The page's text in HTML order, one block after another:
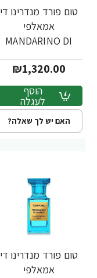
טום פורד מנדרינו די
אמאלפי
MANDARINO DI
א.ד.פ 100 מ"ל -
מבית TOM FORD
₪1,320.00
הוסף
לעגלה
האם יש לך שאלה?
טום פורד מנדרינו די
אמאלפי